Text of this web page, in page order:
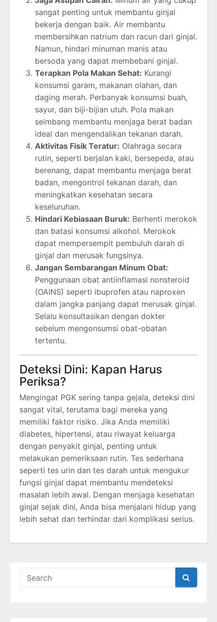
sangat penting untuk membantu ginjal
bekerja dengan baik. Air membantu
membersihkan natrium dan racun dari ginjal.
Namun, hindari minuman manis atau
bersoda yang dapat membebani ginjal.
Terapkan Pola Makan Sehat: Kurangi
konsumsi garam, makanan olahan, dan
daging merah. Perbanyak konsumsi buah,
sayur, dan biji-bijian utuh. Pola makan
seimbang membantu menjaga berat badan
ideal dan mengendalikan tekanan darah.
Aktivitas Fisik Teratur: Olahraga secara
rutin, seperti berjalan kaki, bersepeda, atau
berenang, dapat membantu menjaga berat
badan, mengontrol tekanan darah, dan
meningkatkan kesehatan secara
keseluruhan.
Hindari Kebiasaan Buruk: Berhenti merokok
dan batasi konsumsi alkohol. Merokok
dapat mempersempit pembuluh darah di
ginjal dan merusak fungsinya.
Jangan Sembarangan Minum Obat:
Penggunaan obat antiinflamasi nonsteroid
(OAINS) seperti ibuprofen atau naproxen
dalam jangka panjang dapat merusak ginjal.
Selalu konsultasikan dengan dokter
sebelum mengonsumsi obat-obatan
tertentu.
Deteksi Dini: Kapan Harus
Periksa?
Mengingat PGK sering tanpa gejala, deteksi dini
sangat vital, terutama bagi mereka yang
memiliki faktor risiko. Jika Anda memiliki
diabetes, hipertensi, atau riwayat keluarga
dengan penyakit ginjal, penting untuk
melakukan pemeriksaan rutin. Tes sederhana
seperti tes urin dan tes darah untuk mengukur
fungsi ginjal dapat membantu mendeteksi
masalah lebih awal. Dengan menjaga kesehatan
ginjal sejak dini, Anda bisa menjalani hidup yang
lebih sehat dan terhindar dari komplikasi serius.